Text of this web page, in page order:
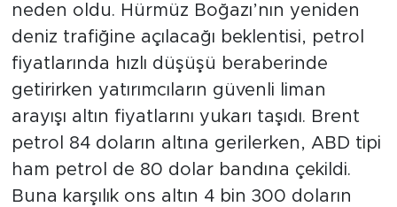
neden oldu. Hürmüz Boğazı’nın yeniden
deniz trafiğine açılacağı beklentisi, petrol
fiyatlarında hızlı düşüşü beraberinde
getirirken yatırımcıların güvenli liman
arayışı altın fiyatlarını yukarı taşıdı. Brent
petrol 84 doların altına gerilerken, ABD tipi
ham petrol de 80 dolar bandına çekildi.
Buna karşılık ons altın 4 bin 300 doların